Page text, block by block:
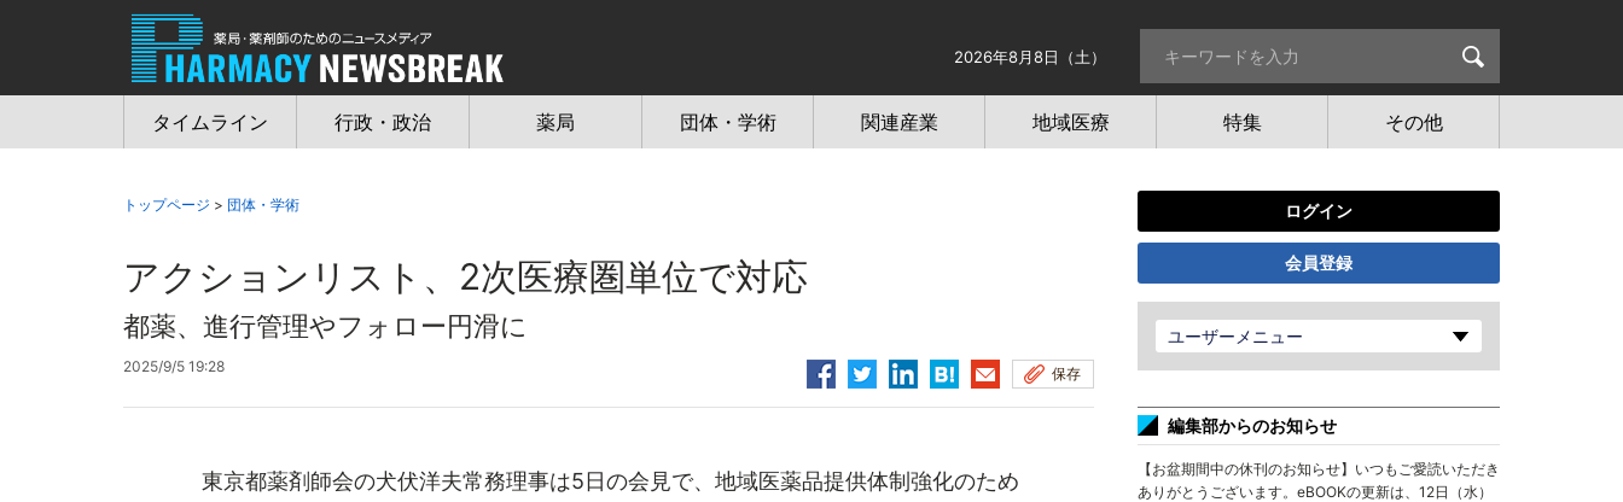
2026年8月8日（土）
タイムライン 行政・政治 薬局 団体・学術 関連産業 地域医療 特集 その他
トップページ > 団体・学術
アクションリスト、2次医療圏単位で対応
都薬、進行管理やフォロー円滑に
2025/9/5 19:28 保存
東京都薬剤師会の犬伏洋夫常務理事は5日の会見で、地域医薬品提供体制強化のため
ログイン
会員登録
ユーザーメニュー
編集部からのお知らせ
【お盆期間中の休刊のお知らせ】いつもご愛読いただき
ありがとうございます。eBOOKの更新は、12日（水）